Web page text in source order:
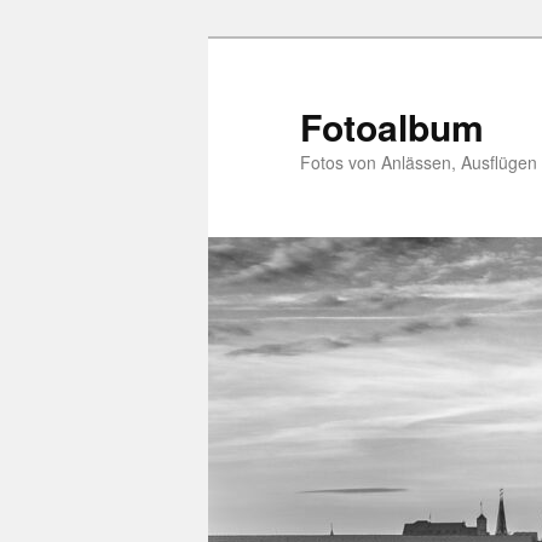
Fotoalbum
Fotos von Anlässen,